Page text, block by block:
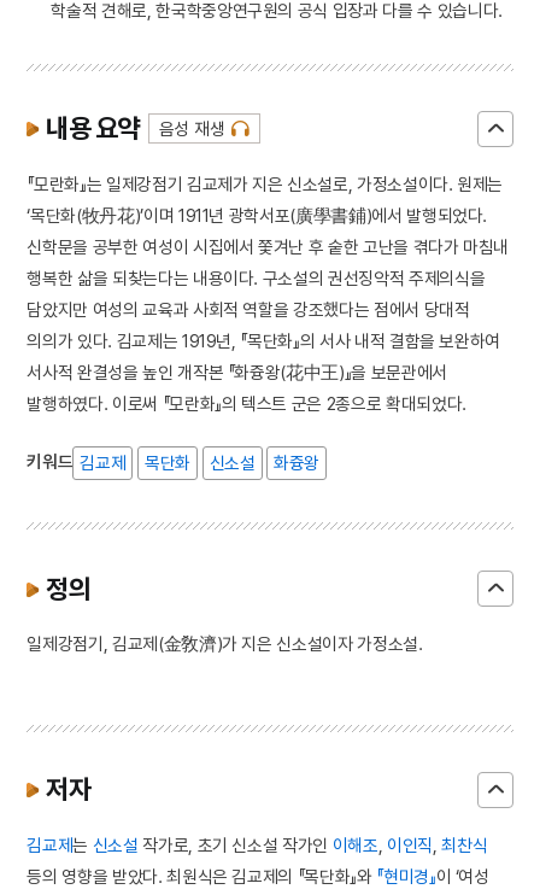
학술적 견해로, 한국학중앙연구원의 공식 입장과 다를 수 있습니다.
내용 요약 음성 재생
『모란화』는 일제강점기 김교제가 지은 신소설로, 가정소설이다. 원제는
‘목단화(牧丹花)’이며 1911년 광학서포(廣學書鋪)에서 발행되었다.
신학문을 공부한 여성이 시집에서 쫓겨난 후 숱한 고난을 겪다가 마침내
행복한 삶을 되찾는다는 내용이다. 구소설의 권선징악적 주제의식을
담았지만 여성의 교육과 사회적 역할을 강조했다는 점에서 당대적
의의가 있다. 김교제는 1919년, 『목단화』의 서사 내적 결함을 보완하여
서사적 완결성을 높인 개작본 『화즁왕(花中王)』을 보문관에서
발행하였다. 이로써 『모란화』의 텍스트 군은 2종으로 확대되었다.
키워드 김교제 목단화 신소설 화즁왕
정의
일제강점기, 김교제(金敎濟)가 지은 신소설이자 가정소설.
저자
김교제는 신소설 작가로, 초기 신소설 작가인 이해조 이인직 ,최찬식
등의 영향을 받았다. 최원식은 김교제의 『목단화』와 『현미경』이 ‘여성